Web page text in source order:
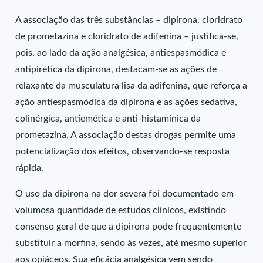
A associação das três substâncias – dipirona, cloridrato
de prometazina e cloridrato de adifenina – justifica-se,
pois, ao lado da ação analgésica, antiespasmódica e
antipirética da dipirona, destacam-se as ações de
relaxante da musculatura lisa da adifenina, que reforça a
ação antiespasmódica da dipirona e as ações sedativa,
colinérgica, antiemética e anti-histamínica da
prometazina, A associação destas drogas permite uma
potencialização dos efeitos, observando-se resposta
rápida.
O uso da dipirona na dor severa foi documentado em
volumosa quantidade de estudos clínicos, existindo
consenso geral de que a dipirona pode frequentemente
substituir a morfina, sendo às vezes, até mesmo superior
aos opiáceos. Sua eficácia analgésica vem sendo